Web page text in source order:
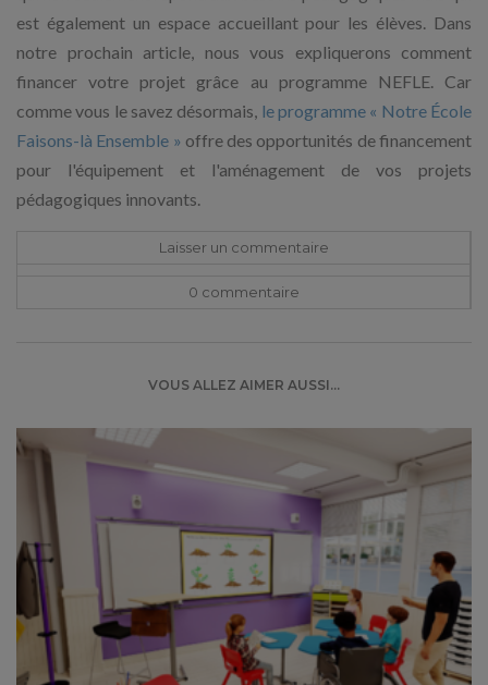
est également un espace accueillant pour les élèves. Dans
notre prochain article, nous vous expliquerons comment
financer votre projet grâce au programme NEFLE. Car
comme vous le savez désormais, le programme « Notre École
Faisons-là Ensemble » offre des opportunités de financement
pour l'équipement et l'aménagement de vos projets
pédagogiques innovants.
Laisser un commentaire
0 commentaire
VOUS ALLEZ AIMER AUSSI...